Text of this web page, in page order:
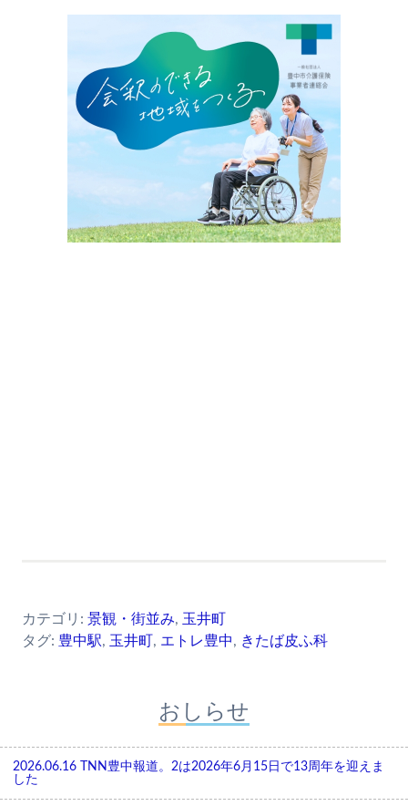
カテゴリ: 景観・街並み, 玉井町
タグ: 豊中駅, 玉井町 , エトレ豊中, きたば皮ふ科
おしらせ
2026.06.16
TNN豊中報道。2は2026年6月15日で13周年を迎えま
した